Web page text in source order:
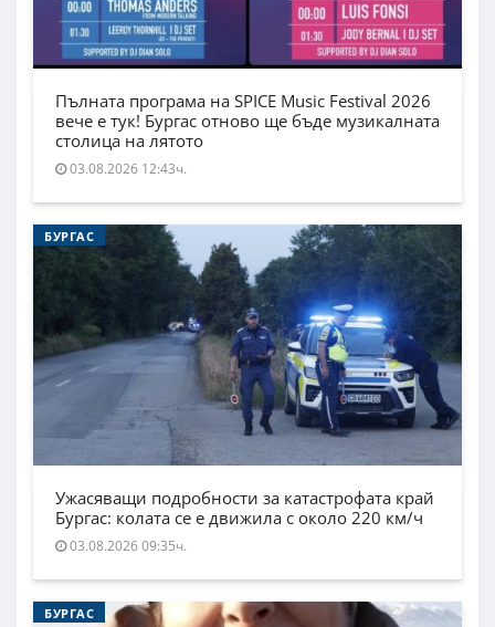
Пълната програма на SPICE Music Festival 2026
вече е тук! Бургас отново ще бъде музикалната
столица на лятото
03.08.2026 12:43ч.
БУРГАС
Ужасяващи подробности за катастрофата край
Бургас: колата се е движила с около 220 км/ч
03.08.2026 09:35ч.
БУРГАС